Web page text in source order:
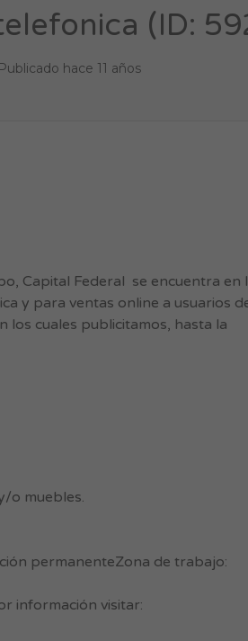
(ID:
Publicado hace 11 años
Capital Federal se encuentra en
y para ventas online a usuarios
los cuales publicitamos, hasta la
o muebles.
permanenteZona de trabajo:
información visitar: